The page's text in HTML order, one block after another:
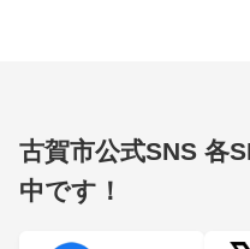
古賀市公式SNS 各
中です！